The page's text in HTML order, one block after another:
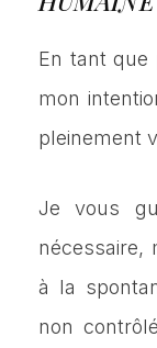
En tant que
mon
pleinement
Je vous
nécessaire,
à la
non